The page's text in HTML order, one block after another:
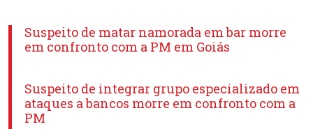
Suspeito de matar namorada em bar morre
em confronto com a PM em Goiás
Suspeito de integrar grupo especializado em
ataques a bancos morre em confronto com a
PM